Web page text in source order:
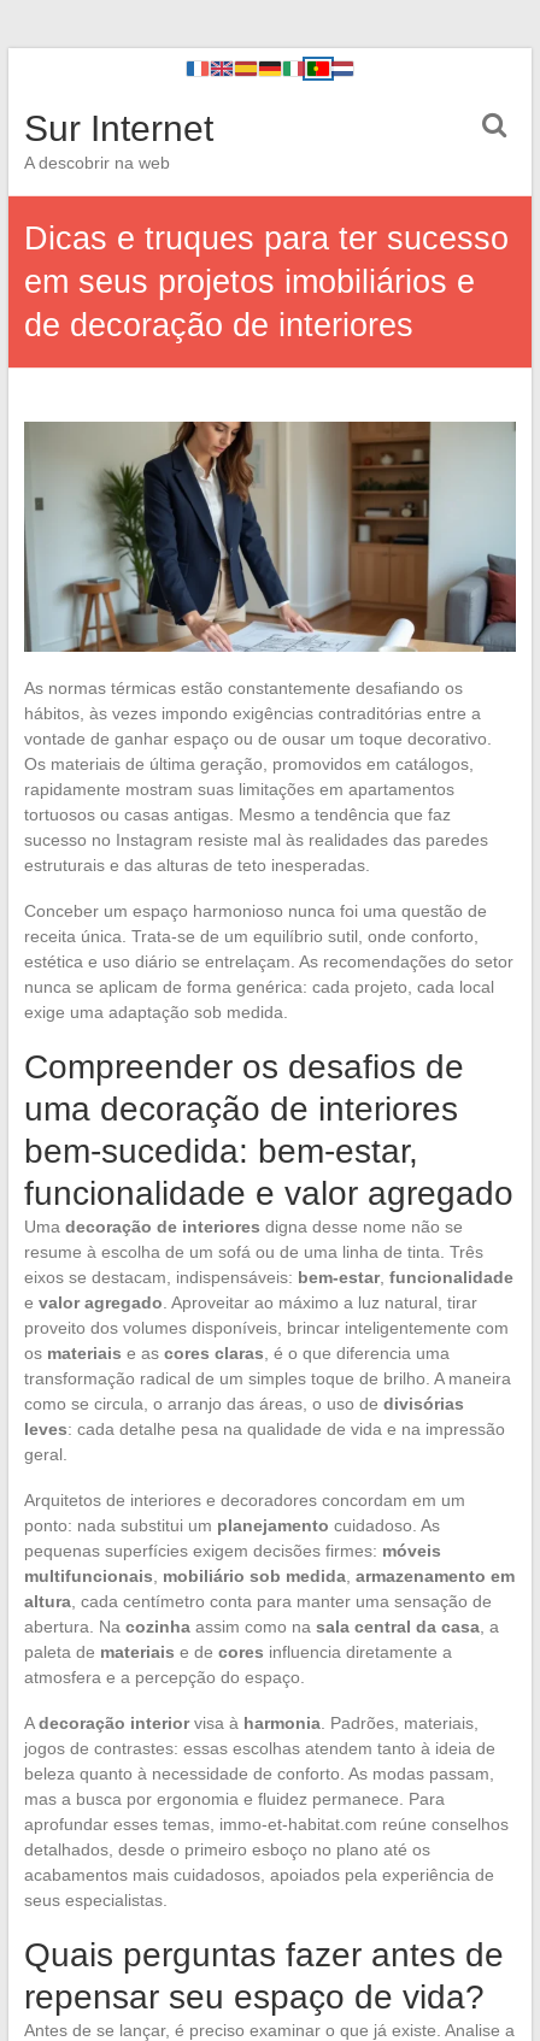
Sur Internet
A descobrir na web
Dicas e truques para ter sucesso
em seus projetos imobiliários e
de decoração de interiores
As normas térmicas estão constantemente desafiando os
hábitos, às vezes impondo exigências contraditórias entre a
vontade de ganhar espaço ou de ousar um toque decorativo.
Os materiais de última geração, promovidos em catálogos,
rapidamente mostram suas limitações em apartamentos
tortuosos ou casas antigas. Mesmo a tendência que faz
sucesso no Instagram resiste mal às realidades das paredes
estruturais e das alturas de teto inesperadas.
Conceber um espaço harmonioso nunca foi uma questão de
receita única. Trata-se de um equilíbrio sutil, onde conforto,
estética e uso diário se entrelaçam. As recomendações do setor
nunca se aplicam de forma genérica: cada projeto, cada local
exige uma adaptação sob medida.
Compreender os desafios de
uma decoração de interiores
bem-sucedida: bem-estar,
funcionalidade e valor agregado
Uma decoração de interiores digna desse nome não se
resume à escolha de um sofá ou de uma linha de tinta. Três
eixos se destacam, indispensáveis: bem-estar, funcionalidade
e valor agregado . Aproveitar ao máximo a luz natural, tirar
proveito dos volumes disponíveis, brincar inteligentemente com
os materiais e as cores claras , é o que diferencia uma
transformação radical de um simples toque de brilho. A maneira
como se circula, o arranjo das áreas, o uso de divisórias
leves: cada detalhe pesa na qualidade de vida e na impressão
geral.
Arquitetos de interiores e decoradores concordam em um
ponto: nada substitui um planejamento cuidadoso. As
pequenas superfícies exigem decisões firmes: móveis
multifuncionais
mobiliário sob medida, armazenamento em
altura, cada centímetro conta para manter uma sensação de
abertura. Na cozinhaassim como na sala central da casa, a
paleta de materiais e de cores influencia diretamente a
atmosfera e a percepção do espaço.
Adecoração interiorvisa à harmonia. Padrões, materiais,
jogos de contrastes: essas escolhas atendem tanto à ideia de
beleza quanto à necessidade de conforto. As modas passam,
mas a busca por ergonomia e fluidez permanece. Para
aprofundar esses temas, immo-et-habitat.com reúne conselhos
detalhados, desde o primeiro esboço no plano até os
acabamentos mais cuidadosos, apoiados pela experiência de
seus especialistas.
Quais perguntas fazer antes de
repensar seu espaço de vida?
Antes de se lançar, é preciso examinar o que já existe. Analise a